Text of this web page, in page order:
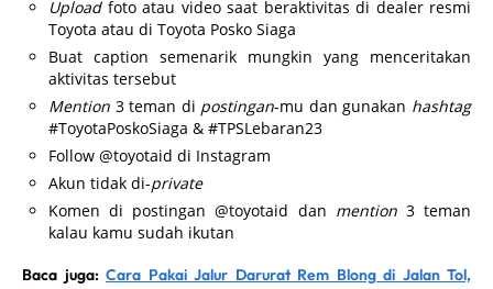
Uploadfoto atau video saat beraktivitas di dealer resmi
Toyota atau di Toyota Posko Siaga
Buat caption semenarik mungkin yang menceritakan
aktivitas tersebut
Mention 3 teman di postingan-mu dan gunakan hashtag
#ToyotaPoskoSiaga & #TPSLebaran23
Follow @toyotaid di Instagram
Akun tidak di-private
Komen di postingan @toyotaid dan mention3 teman
kalau kamu sudah ikutan
Baca juga: Cara Pakai Jalur Darurat Rem Blong di Jalan Tol,